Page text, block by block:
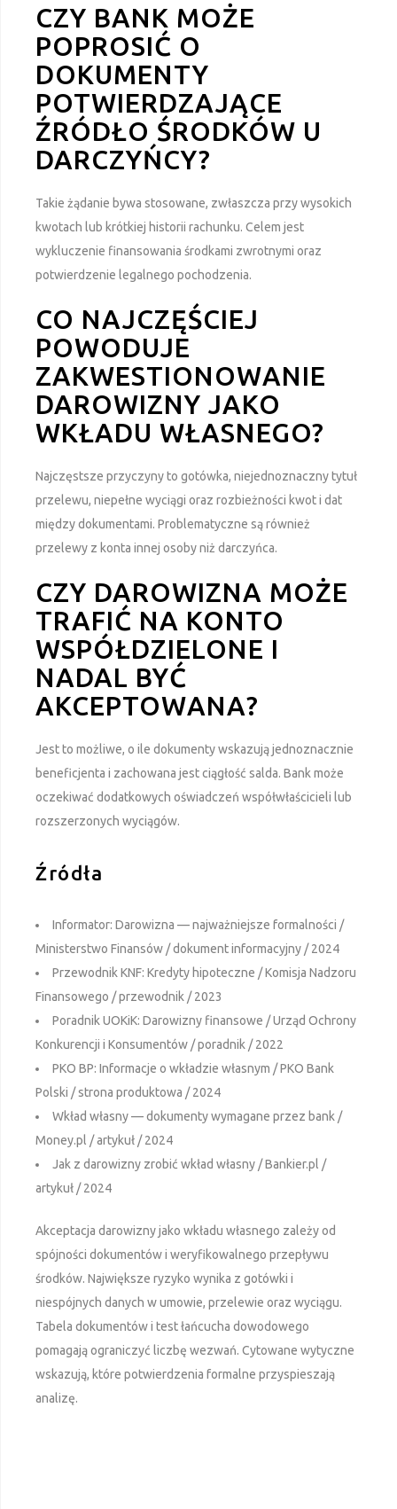
CZY BANK MOŻE
POPROSIĆ O
DOKUMENTY
POTWIERDZAJĄCE
ŹRÓDŁO ŚRODKÓW U
DARCZYŃCY?
Takie żądanie bywa stosowane, zwłaszcza przy wysokich
kwotach lub krótkiej historii rachunku. Celem jest
wykluczenie finansowania środkami zwrotnymi oraz
potwierdzenie legalnego pochodzenia.
CO NAJCZĘŚCIEJ
POWODUJE
ZAKWESTIONOWANIE
DAROWIZNY JAKO
WKŁADU WŁASNEGO?
Najczęstsze przyczyny to gotówka, niejednoznaczny tytuł
przelewu, niepełne wyciągi oraz rozbieżności kwot i dat
między dokumentami. Problematyczne są również
przelewy z konta innej osoby niż darczyńca.
CZY DAROWIZNA MOŻE
TRAFIĆ NA KONTO
WSPÓŁDZIELONE I
NADAL BYĆ
AKCEPTOWANA?
Jest to możliwe, o ile dokumenty wskazują jednoznacznie
beneficjenta i zachowana jest ciągłość salda. Bank może
oczekiwać dodatkowych oświadczeń współwłaścicieli lub
rozszerzonych wyciągów.
Źródła
Informator: Darowizna — najważniejsze formalności /
Ministerstwo Finansów / dokument informacyjny / 2024
Przewodnik KNF: Kredyty hipoteczne / Komisja Nadzoru
Finansowego / przewodnik / 2023
Poradnik UOKiK: Darowizny finansowe / Urząd Ochrony
Konkurencji i Konsumentów / poradnik / 2022
PKO BP: Informacje o wkładzie własnym / PKO Bank
Polski / strona produktowa / 2024
Wkład własny — dokumenty wymagane przez bank /
Money.pl / artykuł / 2024
Jak z darowizny zrobić wkład własny / Bankier.pl /
artykuł / 2024
Akceptacja darowizny jako wkładu własnego zależy od
spójności dokumentów i weryfikowalnego przepływu
środków. Największe ryzyko wynika z gotówki i
niespójnych danych w umowie, przelewie oraz wyciągu.
Tabela dokumentów i test łańcucha dowodowego
pomagają ograniczyć liczbę wezwań. Cytowane wytyczne
wskazują, które potwierdzenia formalne przyspieszają
analizę.